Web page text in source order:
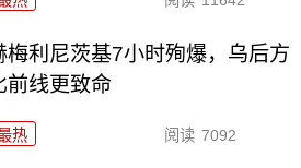
梅利尼茨基7小时殉爆，乌后方
前线更致命
热 阅读 7092